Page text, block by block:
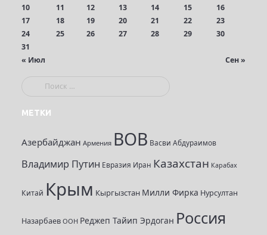
« Июл Сен »
10
11 12 13 14 15
16
17
18 19 20 21 22
23
24
25 26 27 28 29
30
31
и
:
МЕТКИ
Азербайджан Армения ВОВ Васви Абдураимов
Владимир Путин Евразия Иран Казахстан Карабах
Китай Крым Кыргызстан Милли Фирка Нурсултан
Назарбаев ООН Реджеп Тайип Эрдоган Россия